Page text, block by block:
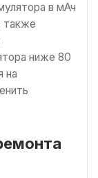
в мАч
также
ниже 80
на